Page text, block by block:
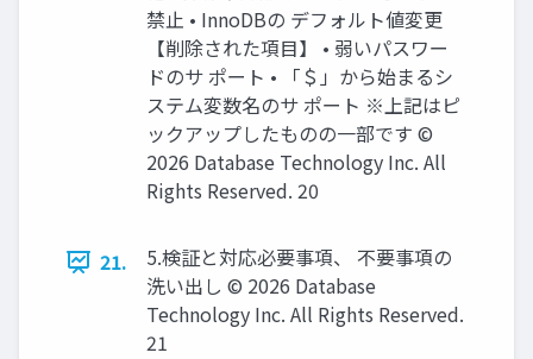
禁止 • InnoDBの デフォルト値変更
【削除された項目】 • 弱いパスワー
ドのサ ポート • 「＄」から始まるシ
ステム変数名のサ ポート ※上記はピ
ックアップしたものの一部です ©
2026 Database Technology Inc. All
Rights Reserved. 20
21.
5.検証と対応必要事項、 不要事項の
洗い出し © 2026 Database
Technology Inc. All Rights Reserved.
21